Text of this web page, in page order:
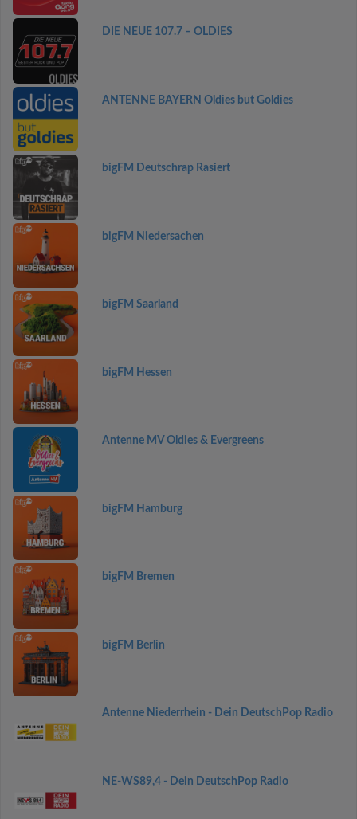
DIE NEUE 107.7 – OLDIES
ANTENNE BAYERN Oldies but Goldies
bigFM Deutschrap Rasiert
bigFM Niedersachen
bigFM Saarland
bigFM Hessen
Antenne MV Oldies & Evergreens
bigFM Hamburg
bigFM Bremen
bigFM Berlin
Antenne Niederrhein - Dein DeutschPop Radio
NE-WS89,4 - Dein DeutschPop Radio